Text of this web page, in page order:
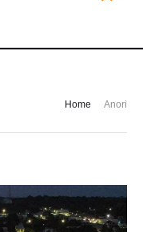
Home Anori